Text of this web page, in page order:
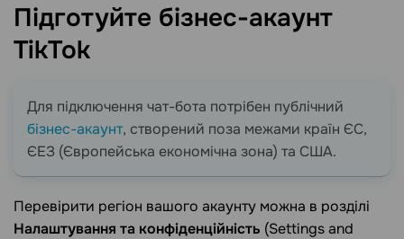
Підготуйте бізнес-акаунт
TikTok
Для підключення чат-бота потрібен публічний
бізнес-акаунт, створений поза межами країн ЄС,
ЄEЗ (Європейська економічна зона) та США.
Перевірити регіон вашого акаунту можна в розділі
Налаштування та конфіденційність (Settings and